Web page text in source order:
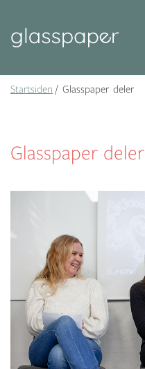
Startsiden Glasspaper deler
Glasspaper deler